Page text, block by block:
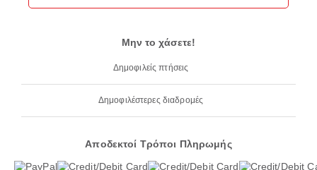
Μην το χάσετε!
Δημοφιλείς πτήσεις
Δημοφιλέστερες διαδρομές
Αποδεκτοί Τρόποι Πληρωμής